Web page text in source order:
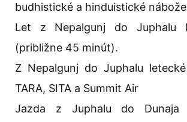
budhistické a hinduistické
Let z Nepalgunj do Juphalu
(približne 45 minút).
Z Nepalgunj do Juphalu
TARA, SITA a Summit Air
Jazda z Juphalu do Dunaja